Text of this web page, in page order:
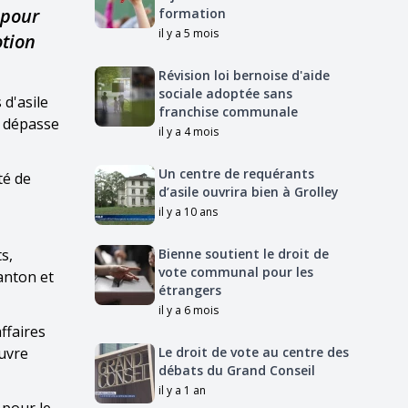
d'asile
de
et
formation
il y a 5 mois
Révision loi bernoise d'aide
sociale adoptée sans
franchise communale
il y a 4 mois
Un centre de requérants
d’asile ouvrira bien à Grolley
il y a 10 ans
Bienne soutient le droit de
vote communal pour les
étrangers
il y a 6 mois
Le droit de vote au centre des
débats du Grand Conseil
il y a 1 an